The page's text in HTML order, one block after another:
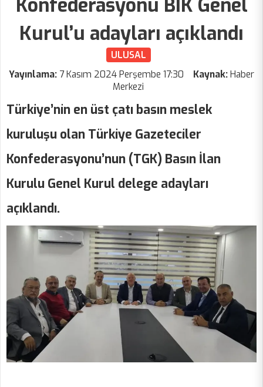
Konfederasyonu BİK Genel
Kurul’u adayları açıklandı
ULUSAL
Yayınlama: 7 Kasım 2024 Perşembe 17:30 Kaynak:Haber
Merkezi
Türkiye’nin en üst çatı basın meslek
kuruluşu olan Türkiye Gazeteciler
Konfederasyonu’nun (TGK) Basın İlan
Kurulu Genel Kurul delege adayları
açıklandı.